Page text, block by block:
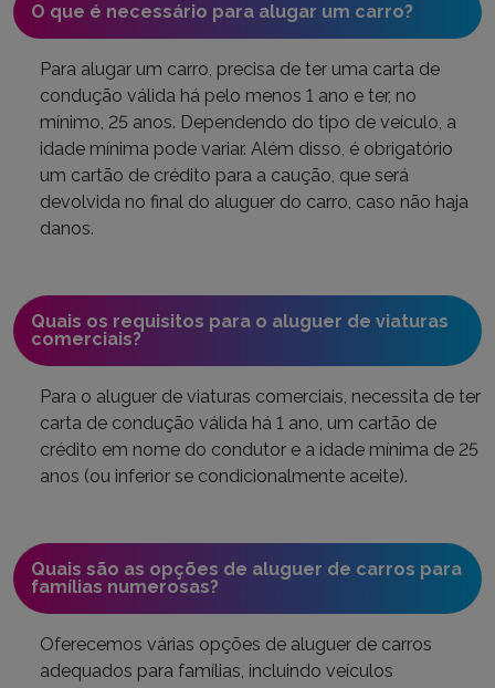
O que é necessário para alugar um carro?
Para alugar um carro, precisa de ter uma carta de
condução válida há pelo menos 1 ano e ter, no
mínimo, 25 anos. Dependendo do tipo de veículo, a
idade mínima pode variar. Além disso, é obrigatório
um cartão de crédito para a caução, que será
devolvida no final do aluguer do carro, caso não haja
danos.
Quais os requisitos para o aluguer de viaturas
comerciais?
Para o aluguer de viaturas comerciais, necessita de ter
carta de condução válida há 1 ano, um cartão de
crédito em nome do condutor e a idade mínima de 25
anos (ou inferior se condicionalmente aceite).
Quais são as opções de aluguer de carros para
famílias numerosas?
Oferecemos várias opções de aluguer de carros
adequados para famílias, incluindo veículos